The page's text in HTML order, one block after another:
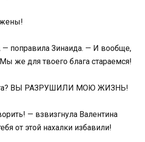
поправила Зинаида. — И вообще,
же для твоего блага стараемся!
ВЫ РАЗРУШИЛИ МОЮ ЖИЗНЬ!
— взвизгнула Валентина
от этой нахалки избавили!